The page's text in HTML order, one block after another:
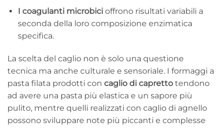
I coagulanti microbicioffrono risultati variabili a
seconda della loro composizione enzimatica
specifica.
La scelta del caglio non è solo una questione
tecnica ma anche culturale e sensoriale. I formaggi a
pasta filata prodotti con caglio di capretto tendono
ad avere una pasta più elastica e un sapore più
pulito, mentre quelli realizzati con caglio di agnello
possono sviluppare note più piccanti e complesse